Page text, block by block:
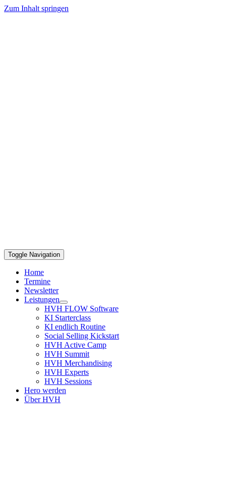
Zum Inhalt springen
Toggle Navigation
Home
Termine
Newsletter
Leistungen
HVH FLOW Software
KI Starterclass
KI endlich Routine
Social Selling Kickstart
HVH Active Camp
HVH Summit
HVH Merchandising
HVH Experts
HVH Sessions
Hero werden
Über HVH